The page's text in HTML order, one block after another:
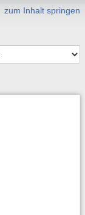
zum Inhalt springen